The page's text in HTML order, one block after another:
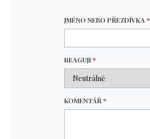
JMÉNO NEBO PŘEZDÍVKA*
REAGUJI*
KOMENTÁŘ*